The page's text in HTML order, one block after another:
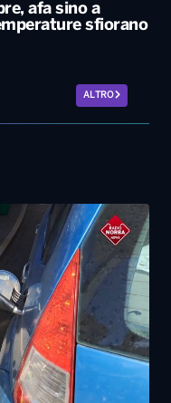
afa sino a
sfiorano
ALTRO